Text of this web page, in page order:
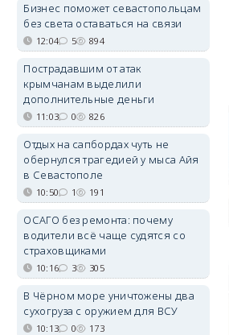
Бизнес поможет севастопольцам
без света оставаться на связи
12:04 5 894
Пострадавшим от атак
крымчанам выделили
дополнительные деньги
11:03 0 826
Отдых на сапбордах чуть не
обернулся трагедией у мыса Айя
в Севастополе
10:50 1 191
ОСАГО без ремонта: почему
водители всё чаще судятся со
страховщиками
10:16 3 305
В Чёрном море уничтожены два
сухогруза с оружием для ВСУ
10:13 0 173